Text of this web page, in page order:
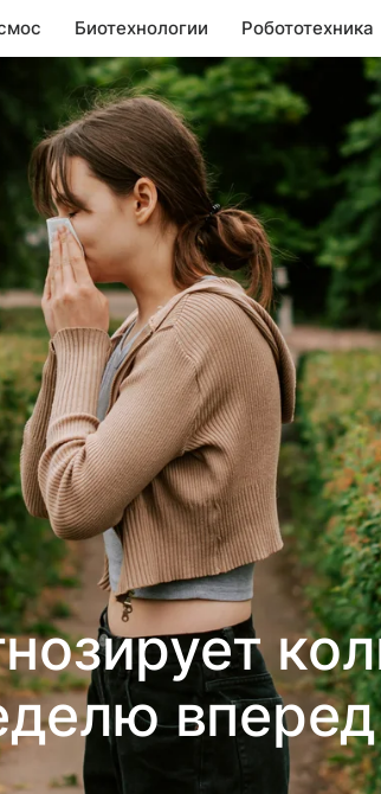
Биотехнологии Робототехника
вперед